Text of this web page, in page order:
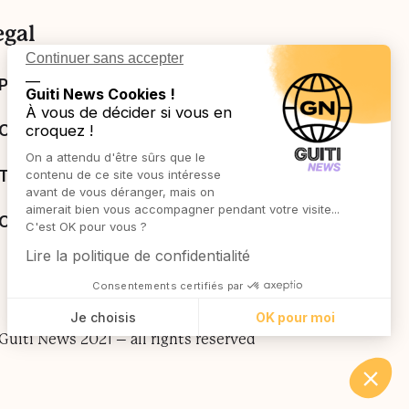
Policy
policy
of Sales
us
News 2021 – all rights reserved
Continuer sans accepter
Guiti News Cookies !
À vous de décider si vous en
croquez !
On a attendu d'être sûrs que le
contenu de ce site vous intéresse
avant de vous déranger, mais on
aimerait bien vous accompagner pendant votre visite...
C'est OK pour vous ?
Lire la politique de confidentialité
Consentements certifiés par
Je choisis
OK pour moi
Axeptio consent
Plateforme de Gestion du Consentement :